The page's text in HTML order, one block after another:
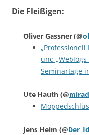
Die Fleißigen:
Oliver Gassner (@
„Professionell
und
Seminartage
Ute Hauth (@
Jens Heim (@